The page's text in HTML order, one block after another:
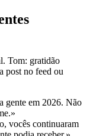
Tom: gratidão
post no feed ou
gente em 2026. Não
vocês continuaram